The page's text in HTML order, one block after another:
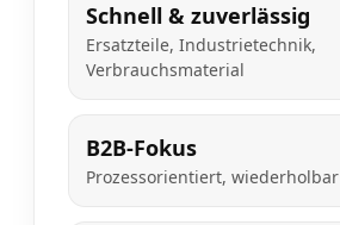
Schnell & zuverlässig
Ersatzteile, Industrietechnik,
Verbrauchsmaterial
B2B-Fokus
Prozessorientiert, wiederholbar